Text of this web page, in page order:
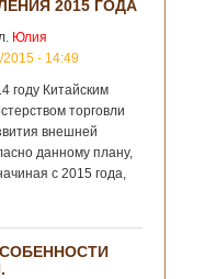
2015 ГОДА
Юлия
2015 - 14:49
году Китайским
торговли
внешней
данному плану,
с 2015 года,